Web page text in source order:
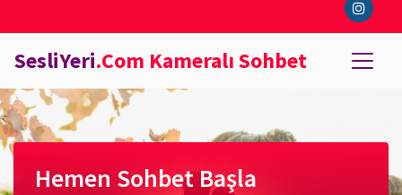
SesliYeri.Com Kameralı Sohbet
Hemen Sohbet Başla